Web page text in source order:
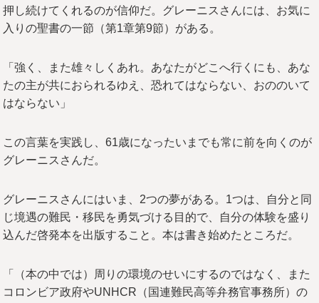
押し続けてくれるのが信仰だ。グレーニスさんには、お気に
入りの聖書の一節（第1章第9節）がある。
「強く、また雄々しくあれ。あなたがどこへ行くにも、あな
たの主が共におられるゆえ、恐れてはならない、おののいて
はならない」
この言葉を実践し、61歳になったいまでも常に前を向くのが
グレーニスさんだ。
グレーニスさんにはいま、2つの夢がある。1つは、自分と同
じ境遇の難民・移民を勇気づける目的で、自分の体験を盛り
込んだ啓発本を出版すること。本は書き始めたところだ。
「（本の中では）周りの環境のせいにするのではなく、また
コロンビア政府やUNHCR（国連難民高等弁務官事務所）の